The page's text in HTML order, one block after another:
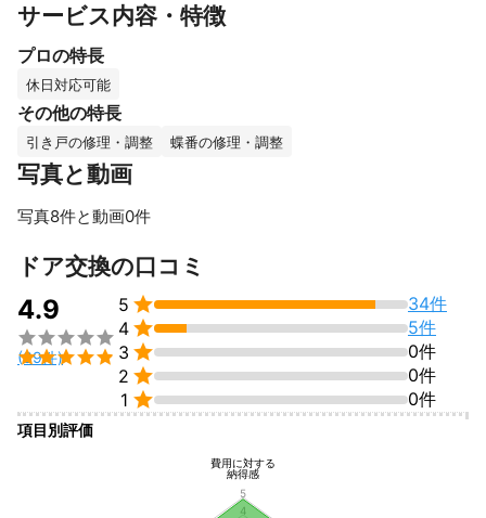
丁寧な修理を心掛け、みなさまが「やってもらって良かった！」
ドアの穴や壁の穴の補修がお仕事依頼の8割を占めており、多くの
実績がございます。
破損した状況により、直し方をご提案させていただきますので、
これまでの実績
住宅の補修で年間300件以上のご依頼を頂いております。
ナー様、タワーマンション、各種業種の方など、沢山の方からの
ご依頼を承っております。
アピールポイント
丁寧な施工が信頼されて、業者様や一般の方からのリピートを沢
山頂いております。
本当にありがとうございます。
お役に立てれば出来ることは何でもやる！をモットーにしてお
り、
点検口の取り付けや、鉄の吊り式引き戸の修理なども手掛けてき
色々な経験が役に立っています。
サービス内容・特徴
プロの特長
休日対応可能
その他の特長
引き戸の修理・調整 蝶番の修理・調整
写真と動画
写真8件と動画0件
ドア交換の口コミ
4.9


(39件)
5 
34件
4 
5件
3 
0件
2 
0件
1  0件
項目別評価
費用に対する
納得感
4
5